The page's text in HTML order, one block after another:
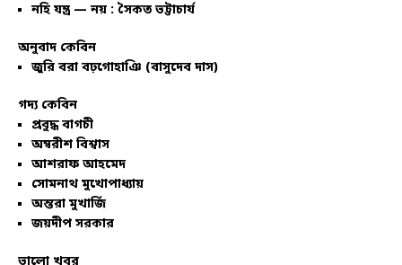
নহি যন্ত্র — নয় : সৈকত ভট্টাচার্য
অনুবাদ কেবিন
জুরি বরা বঢ়গোহাঞি (বাসুদেব দাস)
গদ্য কেবিন
প্রবুদ্ধ বাগচী
অম্বরীশ বিশ্বাস
আশরাফ আহমেদ
সোমনাথ মুখোপাধ্যায়
অন্তরা মুখার্জি
জয়দীপ সরকার
ভালো খবর